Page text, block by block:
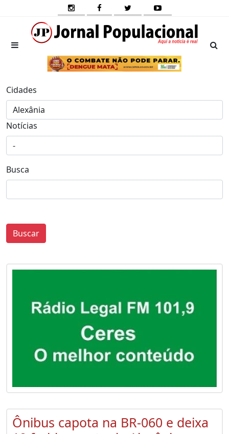
Cidades
Notícias
Busca
Buscar
Ônibus capota na BR-060 e deixa